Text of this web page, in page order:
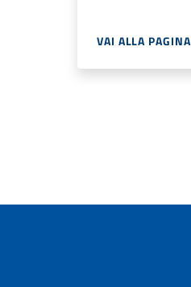
VAI ALLA PAGINA